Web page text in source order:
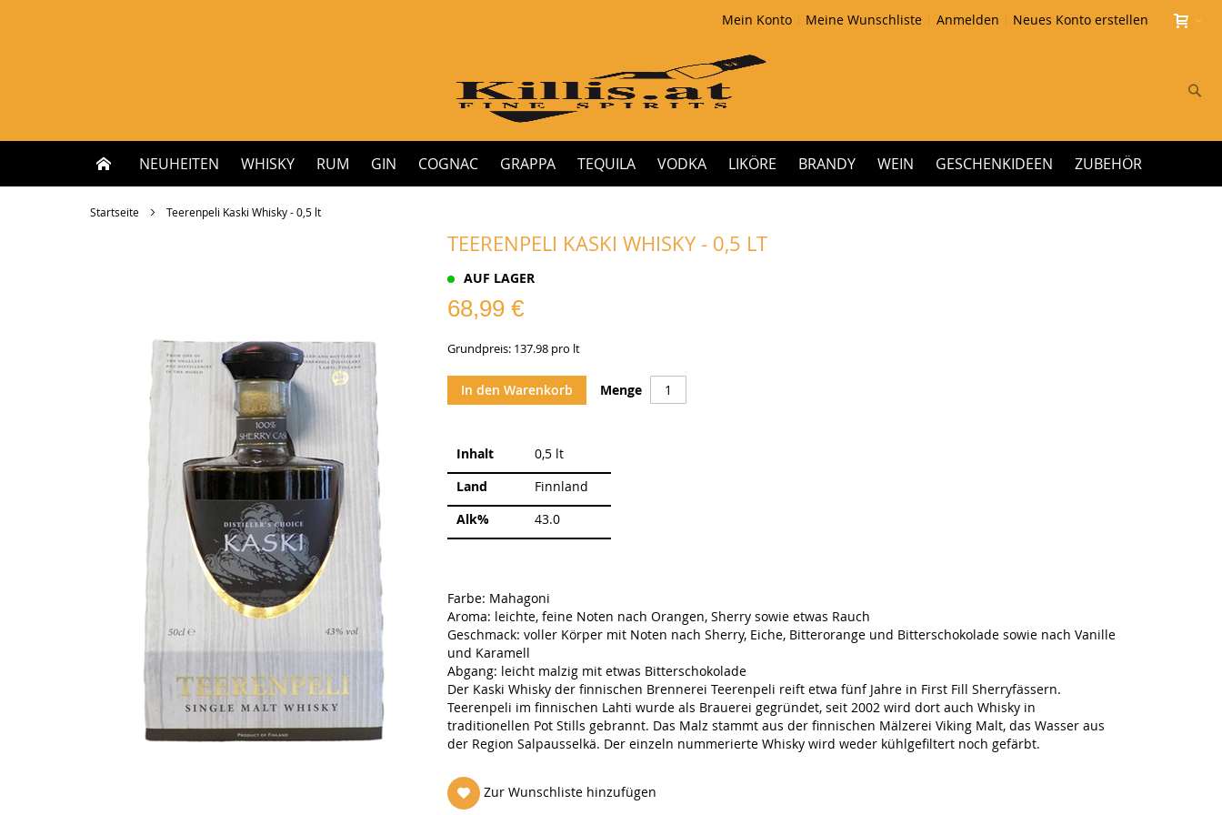
Mein Konto Meine Wunschliste Anmelden Neues Konto erstellen
NEUHEITEN WHISKY RUM GIN COGNAC GRAPPA TEQUILA VODKA LIKÖRE BRANDY WEIN GESCHENKIDEEN ZUBEHÖR
Startseite Teerenpeli Kaski Whisky - 0,5 lt
TEERENPELI KASKI WHISKY - 0,5 LT
AUF LAGER
68,99 €
Grundpreis: 137.98 pro lt
Menge
In den Warenkorb
Weitere
Inhalt
0,5 lt
Land
Finnland
Alk%
43.0
Farbe: Mahagoni
Aroma: leichte, feine Noten nach Orangen, Sherry sowie etwas Rauch
Geschmack: voller Körper mit Noten nach Sherry, Eiche, Bitterorange und Bitterschokolade sowie nach Vanille
und Karamell
Abgang: leicht malzig mit etwas Bitterschokolade
Der Kaski Whisky der finnischen Brennerei Teerenpeli reift etwa fünf Jahre in First Fill Sherryfässern.
Teerenpeli im finnischen Lahti wurde als Brauerei gegründet, seit 2002 wird dort auch Whisky in
traditionellen Pot Stills gebrannt. Das Malz stammt aus der finnischen Mälzerei Viking Malt, das Wasser aus
der Region Salpausselkä. Der einzeln nummerierte Whisky wird weder kühlgefiltert noch gefärbt.
Zur Wunschliste hinzufügen